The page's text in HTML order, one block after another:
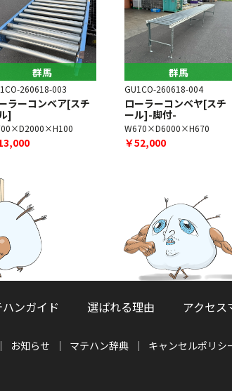
群馬
260618-003
ラーコンベア[スチ
]
群馬
GU1CO-260618-004
ローラーコンベヤ[スチ
ール]-脚付-
W670×D6000×H670
￥52,000
ンガイド 選ばれる理由 アクセス
お知らせ マテハン辞典 キャンセルポリシ